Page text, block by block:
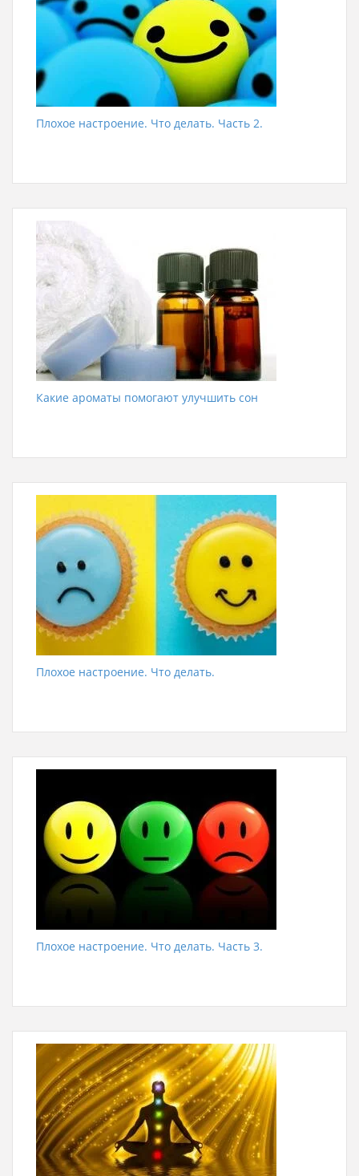
Плохое настроение. Что делать. Часть 2.
Какие ароматы помогают улучшить сон
Плохое настроение. Что делать.
Плохое настроение. Что делать. Часть 3.